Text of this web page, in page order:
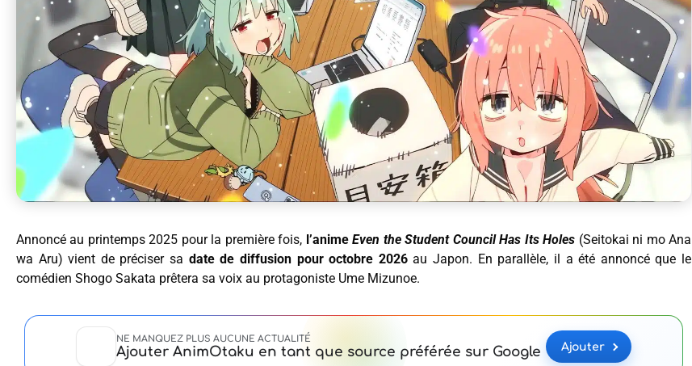
Annoncé au printemps 2025 pour la première fois, l’animeEven the Student Council Has Its Holes (Seitokai ni mo Ana
wa Aru) vient de préciser sa date de diffusion pour octobre 2026au Japon. En parallèle, il a été annoncé que le
comédien Shogo Sakata prêtera sa voix au protagoniste Ume Mizunoe.
NE MANQUEZ PLUS AUCUNE ACTUALITÉ
Ajouter AnimOtaku en tant que source préférée sur Google Ajouter